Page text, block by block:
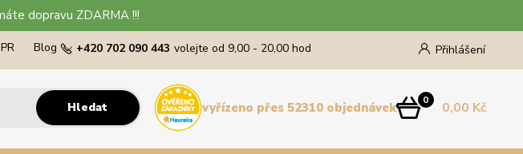
dopravu ZDARMA !!!
Blog Přihlášení
Hledat
+420 702 090 443 volejte od 9,00 - 20,00 hod
0 0,00 Kč
vyřízeno přes 52310 objednávek